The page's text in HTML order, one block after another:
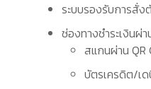
ระบบรองรับการสั่ง
ช่องทางชำระเงินผ่
สแกนผ่าน QR
บัตรเครดิต/เ